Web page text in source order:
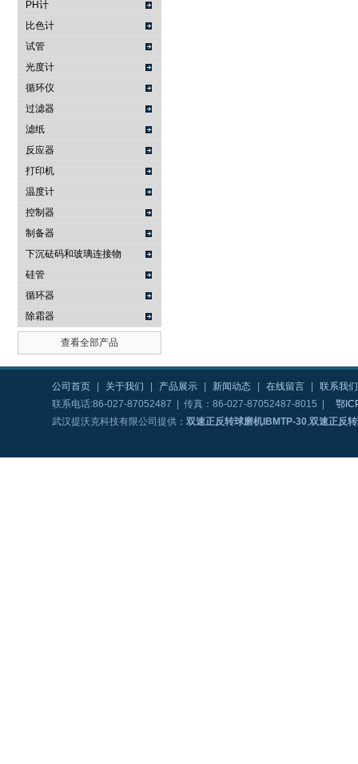
PH计
比色计
试管
光度计
循环仪
过滤器
滤纸
反应器
打印机
温度计
控制器
制备器
下沉砝码和玻璃连接物
硅管
循环器
除霜器
查看全部产品
公司首页 关于我们 产品展示 新闻动态 在线留言
联系我们
联系电话:86-027-87052487 | 传真：86-027-87052487-8015 |
鄂
武汉提沃克科技有限公司提供： 双速正反转球磨机IBMTP-30,双速正反